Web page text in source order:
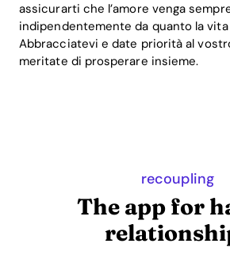
assicurarti che l’amore venga
indipendentemente da quanto la
Abbracciatevi e date priorità al
meritate di prosperare insieme.
recoupling
The app for